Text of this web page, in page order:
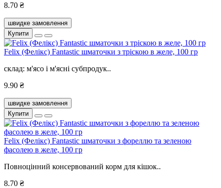
8.70 ₴
швидке замовлення
Купити
Felix (Фелікс) Fantastic шматочки з тріскою в желе, 100 гр
склад: м'ясо і м'ясні субпродук..
9.90 ₴
швидке замовлення
Купити
Felix (Фелікс) Fantastic шматочки з фореллю та зеленою
фасолею в желе, 100 гр
Повноцінний консервований корм для кішок..
8.70 ₴